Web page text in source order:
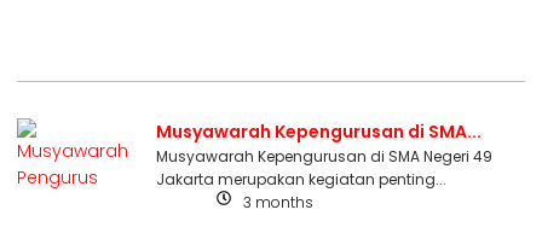
Musyawarah Kepengurusan di SMA...
Musyawarah Kepengurusan di SMA Negeri 49
Jakarta merupakan kegiatan penting...
3 months